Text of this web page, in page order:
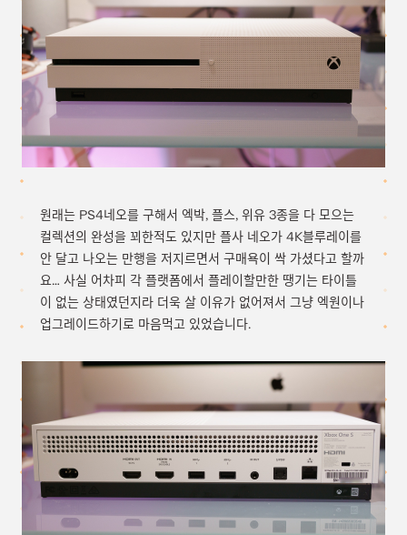
원래는 PS4네오를 구해서 엑박, 플스, 위유 3종을 다 모으는
컬렉션의 완성을 꾀한적도 있지만 플사 네오가 4K블루레이를
안 달고 나오는 만행을 저지르면서 구매욕이 싹 가셨다고 할까
요… 사실 어차피 각 플랫폼에서 플레이할만한 땡기는 타이틀
이 없는 상태였던지라 더욱 살 이유가 없어져서 그냥 엑원이나
업그레이드하기로 마음먹고 있었습니다.